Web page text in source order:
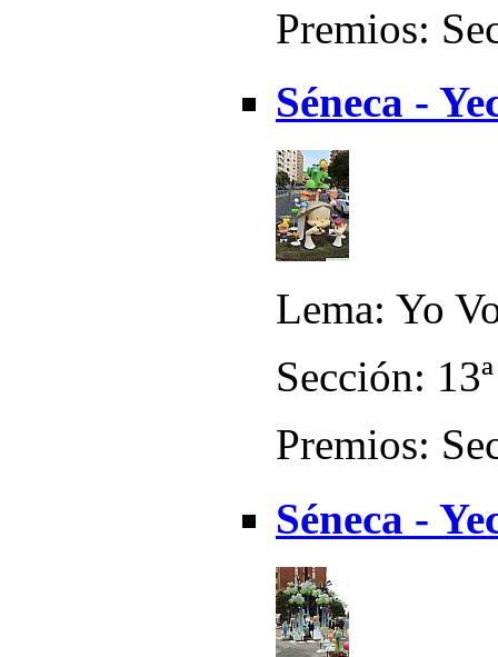
Premios:
Séneca -
Lema: Yo
Sección: 13ª
Premios:
Séneca -